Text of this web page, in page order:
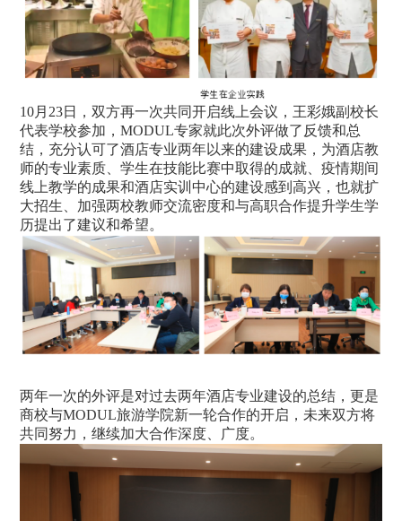
10月23日，双方再一次共同开启线上会议，王彩娥副校长
代表学校参加，MODUL专家就此次外评做了反馈和总
结，充分认可了酒店专业两年以来的建设成果，为酒店教
师的专业素质、学生在技能比赛中取得的成就、疫情期间
线上教学的成果和酒店实训中心的建设感到高兴，也就扩
大招生、加强两校教师交流密度和与高职合作提升学生学
历提出了建议和希望。
两年一次的外评是对过去两年酒店专业建设的总结，更是
商校与MODUL旅游学院新一轮合作的开启，未来双方将
共同努力，继续加大合作深度、广度。